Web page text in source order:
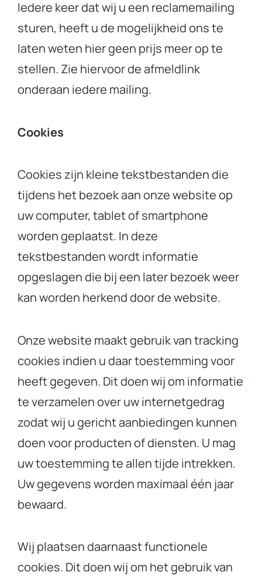
Iedere keer dat wij u een reclamemailing
sturen, heeft u de mogelijkheid ons te
laten weten hier geen prijs meer op te
stellen. Zie hiervoor de afmeldlink
onderaan iedere mailing.
Cookies
Cookies zijn kleine tekstbestanden die
tijdens het bezoek aan onze website op
uw computer, tablet of smartphone
worden geplaatst. In deze
tekstbestanden wordt informatie
opgeslagen die bij een later bezoek weer
kan worden herkend door de website.
Onze website maakt gebruik van tracking
cookies indien u daar toestemming voor
heeft gegeven. Dit doen wij om informatie
te verzamelen over uw internetgedrag
zodat wij u gericht aanbiedingen kunnen
doen voor producten of diensten. U mag
uw toestemming te allen tijde intrekken.
Uw gegevens worden maximaal één jaar
bewaard.
Wij plaatsen daarnaast functionele
cookies. Dit doen wij om het gebruik van